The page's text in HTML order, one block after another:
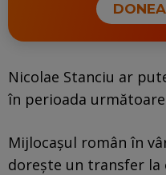
Nicolae Stanciu ar
în perioada
Mijlocașul român în
dorește un transfer la